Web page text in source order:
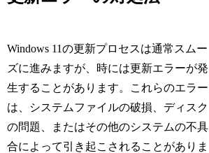
Windows 11の更新プロセスは通常スムー
ズに進みますが、時には更新エラーが発
生することがあります。これらのエラー
は、システムファイルの破損、ディスク
の問題、またはその他のシステムの不具
合によって引き起こされることがありま